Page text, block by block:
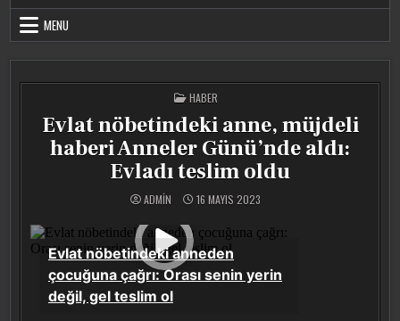
MENU
POSTED
IN
HABER
Evlat nöbetindeki anne, müjdeli
haberi Anneler Günü’nde aldı:
Evladı teslim oldu
ADMIN 16 MAYIS 2023